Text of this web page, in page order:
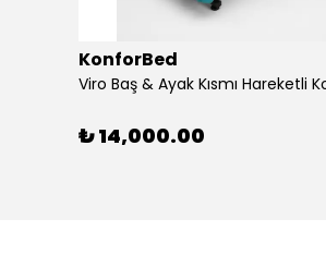
KonforBed
₺ 14,000.00